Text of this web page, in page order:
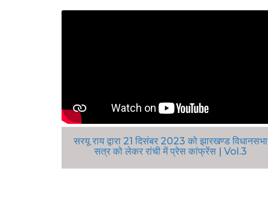
सरयू राय द्वारा 21 दिसंबर 2023 को झारखण्ड विधानसभा
सत्र को लेकर रांची में प्रेस कांफ्रेंस | Vol.3